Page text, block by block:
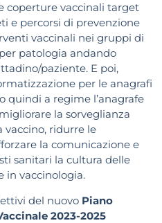
coperture vaccinali target
e percorsi di prevenzione
vaccinali nei gruppi di
patologia andando
paziente. E poi,
per le anagrafi
quindi a regime l’anagrafe
la sorveglianza
ridurre le
la comunicazione e
sanitari la cultura delle
in vaccinologia.
del nuovo Piano
2023-2025